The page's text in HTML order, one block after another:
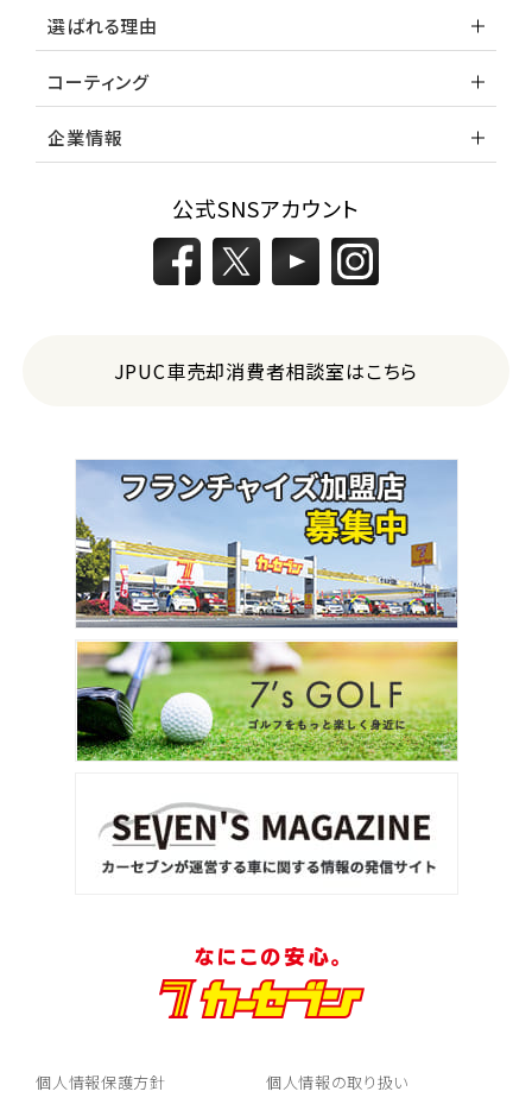
選ばれる理由
コーティング
企業情報
公式SNSアカウント
JPUC車売却消費者相談室はこちら
個人情報保護方針 個人情報の取り扱い